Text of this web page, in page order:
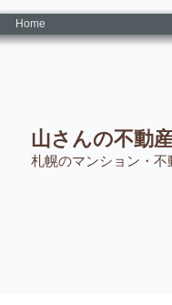
Home
山さんの不動
札幌のマンション・